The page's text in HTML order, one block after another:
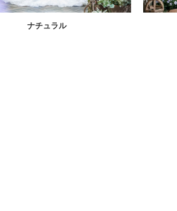
ナチュラル